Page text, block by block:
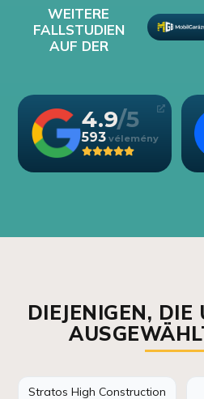
WEITERE
FALLSTUDIEN
AUF DER
4.9
593
DIEJENIGEN, DIE
Stratos High Construction